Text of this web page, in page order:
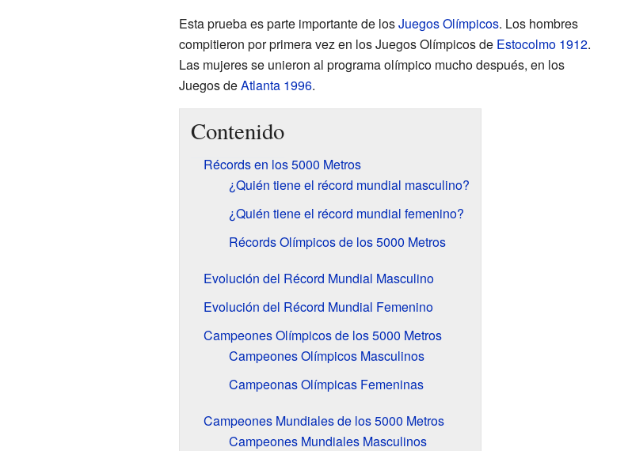
Esta prueba es parte importante de losJuegos Olímpicos. Los hombres
compitieron por primera vez en los Juegos Olímpicos de Estocolmo 1912.
Las mujeres se unieron al programa olímpico mucho después, en los
Juegos deAtlanta 1996.
Contenido
Récords en los 5000 Metros
¿Quién tiene el récord mundial masculino?
¿Quién tiene el récord mundial femenino?
Récords Olímpicos de los 5000 Metros
Evolución del Récord Mundial Masculino
Evolución del Récord Mundial Femenino
Campeones Olímpicos de los 5000 Metros
Campeones Olímpicos Masculinos
Campeonas Olímpicas Femeninas
Campeones Mundiales de los 5000 Metros
Campeones Mundiales Masculinos